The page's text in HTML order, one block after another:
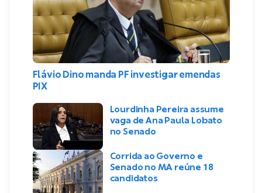
Flávio Dino manda PF investigar emendas
PIX
Lourdinha Pereira assume
vaga de Ana Paula Lobato
no Senado
Corrida ao Governo e
Senado no MA reúne 18
candidatos